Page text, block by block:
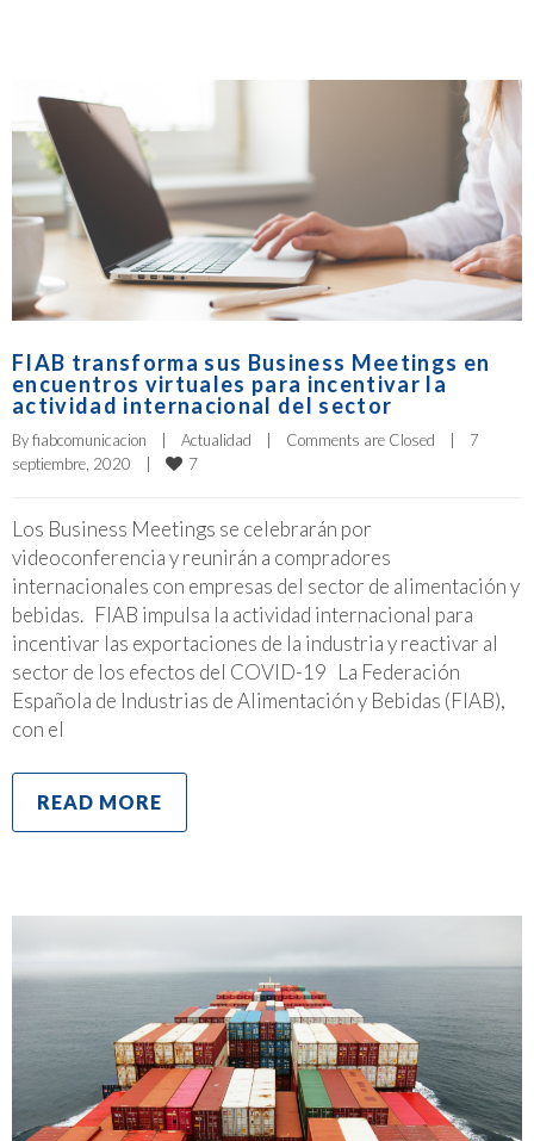
FIAB transforma sus Business Meetings en
encuentros virtuales para incentivar la
actividad internacional del sector
By fiabcomunicacion | Actualidad | Comments are Closed |
7
septiembre, 2020
| 7
Los Business Meetings se celebrarán por
videoconferencia y reunirán a compradores
internacionales con empresas del sector de alimentación y
bebidas. FIAB impulsa la actividad internacional para
incentivar las exportaciones de la industria y reactivar al
sector de los efectos del COVID-19 La Federación
Española de Industrias de Alimentación y Bebidas (FIAB),
con el
READ MORE